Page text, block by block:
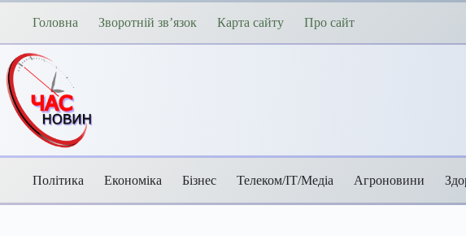
Перейти
Головна Зворотній зв’язок Карта сайту Про сайт
Політика Економіка Бізнес Телеком/ІТ/Медіа Агроновини